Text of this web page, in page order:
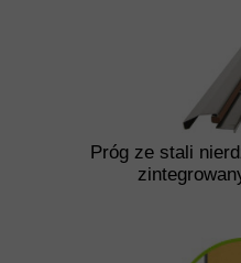
Próg ze stali